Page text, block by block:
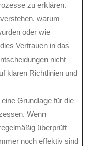
zu erklären.
warum
oder wie
Vertrauen in das
nicht
klaren Richtlinien und
Grundlage für die
Wenn
überprüft
noch effektiv sind